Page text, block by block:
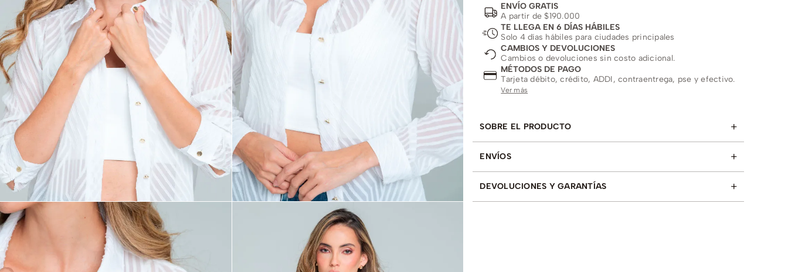
ENVÍO GRATIS
A partir de $190.000
TE LLEGA EN 6 DÍAS HÁBILES
Solo 4 días hábiles para ciudades principales
CAMBIOS Y DEVOLUCIONES
Cambios o devoluciones sin costo adicional.
MÉTODOS DE PAGO
Tarjeta débito, crédito, ADDI, contraentrega, pse y efectivo.
Ver más
SOBRE EL PRODUCTO +
ENVÍOS +
DEVOLUCIONES Y GARANTÍAS +